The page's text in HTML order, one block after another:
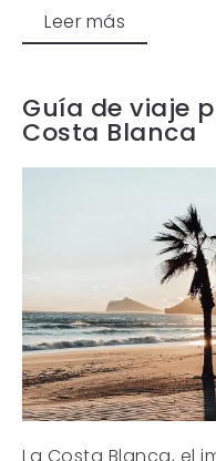
Leer más
Guía de viaje
Costa Blanca